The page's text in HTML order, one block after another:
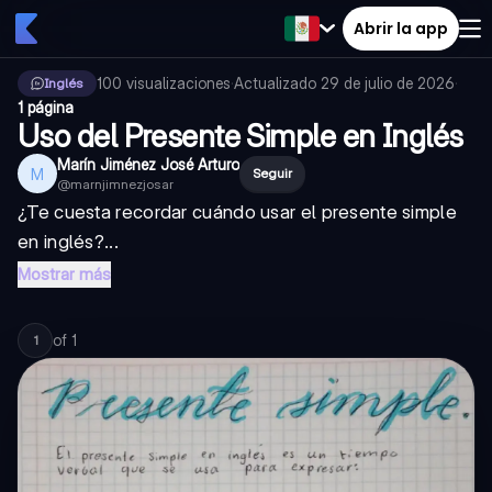
Abrir la app
Inglés 100 visualizaciones·Actualizado 29 de julio de 2026·
1 página
Uso del Presente Simple en Inglés
M Marín Jiménez José Arturo
@marnjimnezjosar
Seguir
¿Te cuesta recordar cuándo usar el presente simple
en inglés?...
Mostrar más
1 of 1